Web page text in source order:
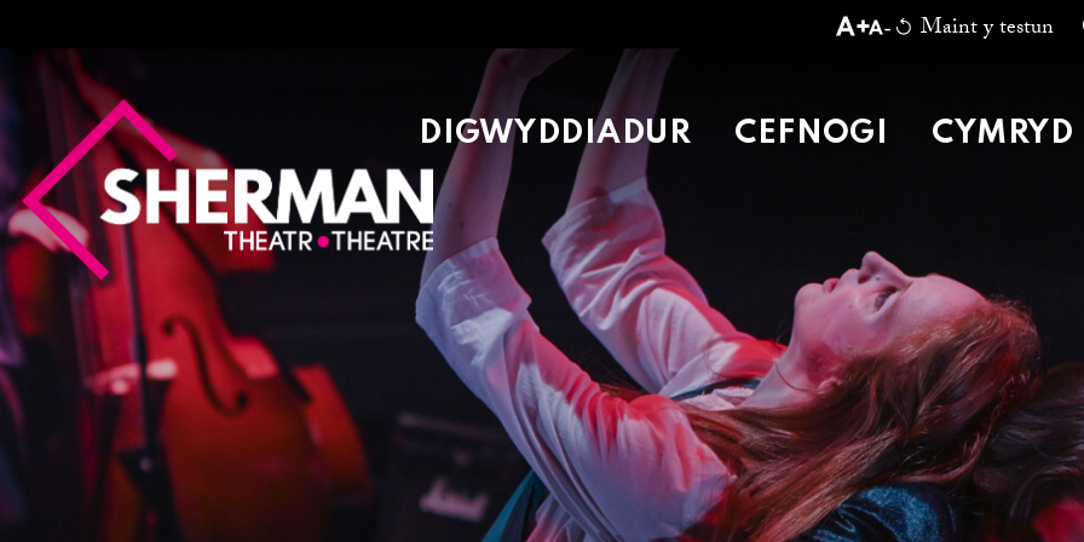
Maint y testun
Sherman
Theatre DIGWYDDIADUR CEFNOGI CYMRYD